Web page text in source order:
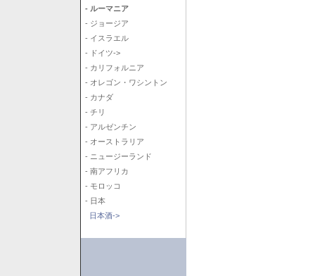
- ルーマニア
- ジョージア
- イスラエル
- ドイツ->
- カリフォルニア
- オレゴン・ワシントン
- カナダ
- チリ
- アルゼンチン
- オーストラリア
- ニュージーランド
- 南アフリカ
- モロッコ
- 日本
日本酒->